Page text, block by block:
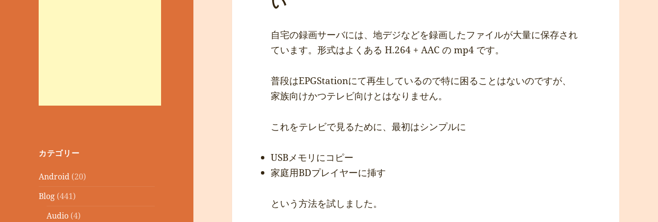
カテゴリー
Android (20)
Blog (441)
Audio (4)
自宅の録画サーバには、地デジなどを録画したファイルが大量に保存され
ています。形式はよくある H.264 + AAC の mp4 です。
普段はEPGStationにて再生しているので特に困ることはないのですが、
家族向けかつテレビ向けとはなりません。
これをテレビで見るために、最初はシンプルに
USBメモリにコピー
家庭用BDプレイヤーに挿す
という方法を試しました。